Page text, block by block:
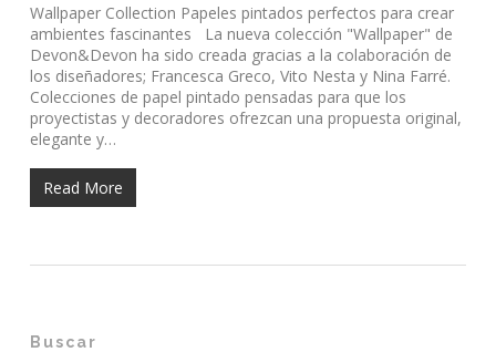
Wallpaper Collection Papeles pintados perfectos para crear
ambientes fascinantes La nueva colección "Wallpaper" de
Devon&Devon ha sido creada gracias a la colaboración de
los diseñadores; Francesca Greco, Vito Nesta y Nina Farré.
Colecciones de papel pintado pensadas para que los
proyectistas y decoradores ofrezcan una propuesta original,
elegante y…
Read More
Buscar